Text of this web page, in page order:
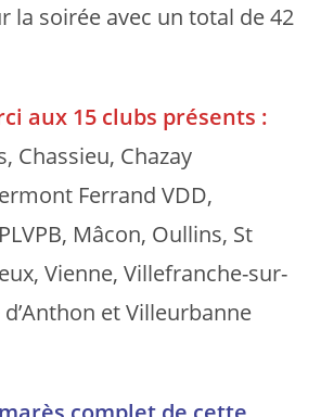
la soirée avec un total de 42
aux 15 clubs présents :
Chassieu, Chazay
Ferrand VDD,
Mâcon, Oullins, St
Vienne, Villefranche-sur-
et Villeurbanne